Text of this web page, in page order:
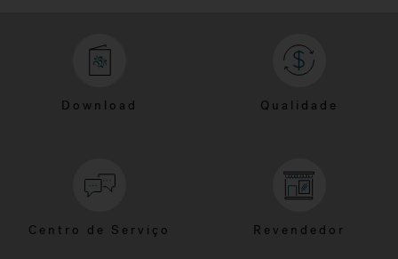
Download Qualidade
Centro de Serviço Revendedor